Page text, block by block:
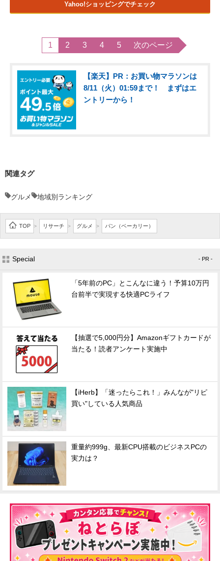
Yahoo!ショッピングでチェック
1 2 3 4 5 次のページ
【楽天】PR：お買い物マラソンは
8/11（火）01:59まで！ まずはエ
ントリーから！
関連タグ
グルメ 地域別ランキング
TOP > リサーチ > グルメ > パン（ベーカリー）
Special - PR -
「5年前のPC」とこんなに違う！予算10万円
台前半で実現する快適PCライフ
【抽選で5,000円分】Amazonギフトカードが
当たる！読者アンケート実施中
【iHerb】「迷ったらこれ！」みんなが"リピ
買い"している人気商品
重量約999g、最新CPU搭載のビジネスPCの
実力は？